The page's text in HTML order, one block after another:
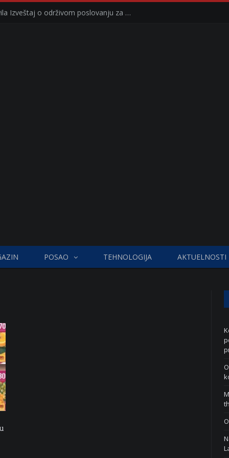
Kompanija Delez Srbija objavila Izveštaj o održivom poslovanju za 2025. godinu Briga o zajednici kroz program „Hrana za sve“ i edukaciju učenika
POSAO TEHNOLOGIJA AKTUELNOSTI